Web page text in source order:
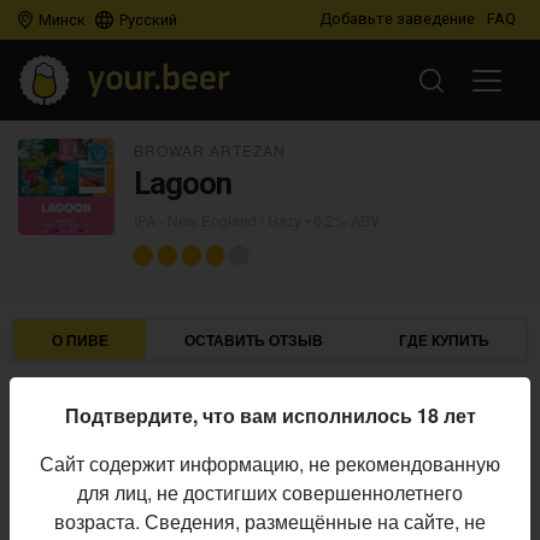
Минск Русский Добавьте заведение FAQ
Lagoon
О ПИВЕ ОСТАВИТЬ ОТЗЫВ ГДЕ КУПИТЬ
Пивоварня:
Алкоголь:
6,2%
Начало
выпуска:
10.04.2026
Подтвердите, что вам исполнилось 18 лет
Сайт содержит информацию, не рекомендованную
для лиц, не достигших совершеннолетнего
возраста. Сведения, размещённые на сайте, не